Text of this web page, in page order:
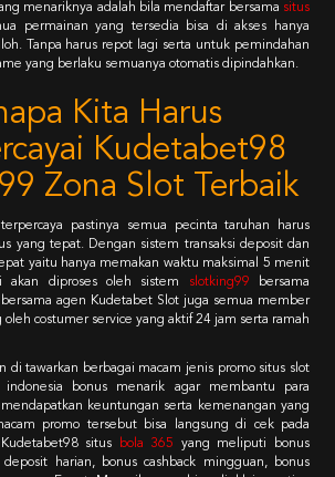
menariknya adalah bila mendaftar bersama situs
permainan yang tersedia bisa di akses hanya
Tanpa harus repot lagi serta untuk pemindahan
yang berlaku semuanya otomatis dipindahkan.
Kita Harus
Kudetabet98
Zona Slot Terbaik
pastinya semua pecinta taruhan harus
yang tepat. Dengan sistem transaksi deposit dan
yaitu hanya memakan waktu maksimal 5 menit
akan diproses oleh sistem
slotking99
bersama
agen Kudetabet Slot juga semua member
costumer service yang aktif 24 jam serta ramah
di tawarkan berbagai macam jenis promo situs slot
bonus menarik agar membantu para
keuntungan serta kemenangan yang
promo tersebut bisa langsung di cek pada
situs
bola 365
yang meliputi bonus
harian, bonus cashback mingguan, bonus